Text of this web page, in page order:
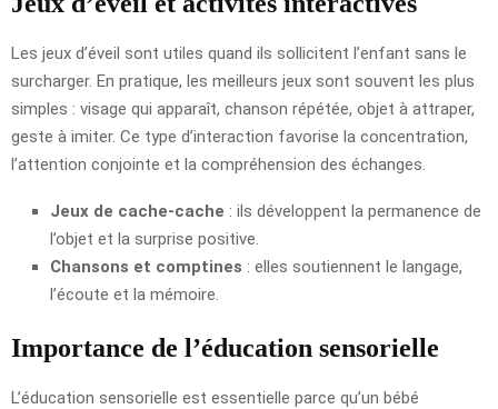
Les jeux d’éveil sont utiles quand ils sollicitent l’enfant sans le
surcharger. En pratique, les meilleurs jeux sont souvent les plus
simples : visage qui apparaît, chanson répétée, objet à attraper,
geste à imiter. Ce type d’interaction favorise la concentration,
l’attention conjointe et la compréhension des échanges.
Jeux de cache-cache : ils développent la permanence de
l’objet et la surprise positive.
Chansons et comptines : elles soutiennent le langage,
l’écoute et la mémoire.
Importance de l’éducation sensorielle
L’éducation sensorielle est essentielle parce qu’un bébé